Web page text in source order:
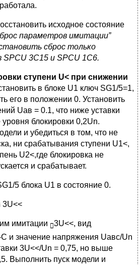
исходное состояние
параметров имитации”
сброс только
SPCU 3C15 и SPCU 1C6.
ступени U< при снижении
в блоке U1 ключ SG1/5=1,
его в положении 0. Установить
Uав = 0.1, что ниже уставки
блокировки 0,2Un.
и убедиться в том, что не
ни срабатывания ступени U1<,
U2<,где блокировка не
и срабатывает.
5 блока U1 в состояние 0.
3U<<
имитации 3U<<, вид
и значение напряжения Uавс/Un
3U<</Un = 0,75, но выше
Выполнить пуск модели и